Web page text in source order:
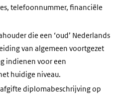
telefoonnummer, financiële
die een ‘oud’ Nederlands
van algemeen voortgezet
indienen voor een
huidige niveau.
diplomabeschrijving op